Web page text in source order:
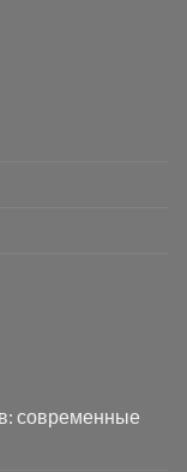
современные